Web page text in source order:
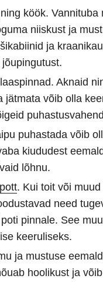
ning köök. Vannituba
niiskust ja
ja
Aknaid
jätmata võib olla
puhastada võib
kiududest
lõhnu.
. Kui toit või
need
pinnale. See
keeruliseks.
ja mustuse
hoolikust ja